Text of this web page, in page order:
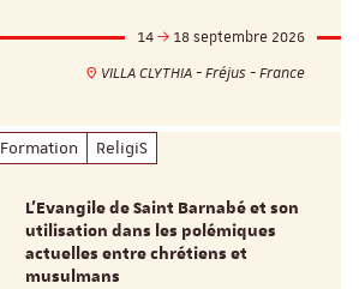
14
18 septembre 2026
VILLA CLYTHIA - Fréjus - France
Formation ReligiS
L’Evangile de Saint Barnabé et son
utilisation dans les polémiques
actuelles entre chrétiens et
musulmans